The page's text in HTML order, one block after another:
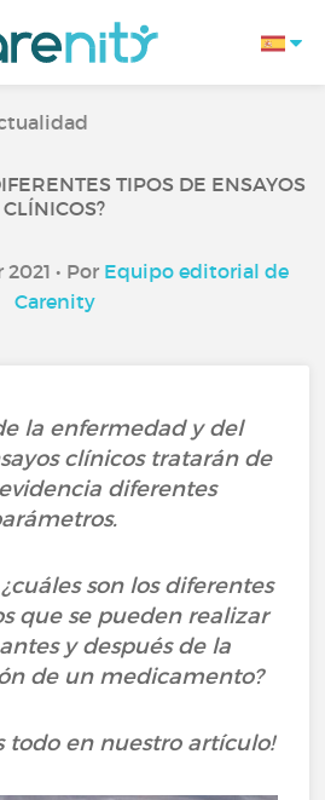
TIPOS DE ENSAYOS
CLÍNICOS?
• Por Equipo editorial de
Carenity
la enfermedad y del
clínicos tratarán de
diferentes
son los diferentes
que se pueden realizar
y después de la
de un medicamento?
todo en nuestro artículo!